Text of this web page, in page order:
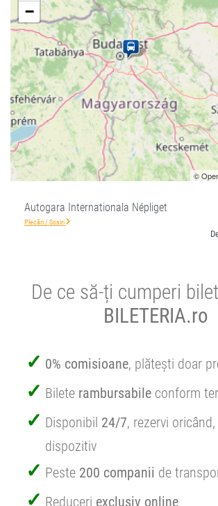
−
©
Autogara Internationala Népliget
Plecări / Sosiri
De ce să-ți cumperi
BILETERIA.ro
0% comisioane, plătești doar
Bilete rambursabile conform
Disponibil 24/7, rezervi
dispozitiv
Peste 200 companii de
Reduceri exclusiv online